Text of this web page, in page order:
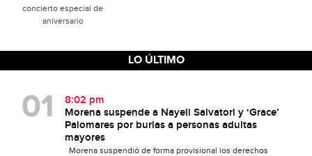
concierto especial de
aniversario
LO ÚLTIMO
8:02 pm
Morena suspende a Nayeli Salvatori y ‘Grace’
Palomares por burlas a personas adultas
mayores
Morena suspendió de forma provisional los derechos